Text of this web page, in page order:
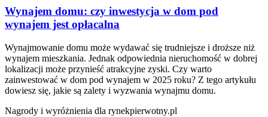
Wynajem domu: czy inwestycja w dom pod
wynajem jest opłacalna
Wynajmowanie domu może wydawać się trudniejsze i droższe niż
wynajem mieszkania. Jednak odpowiednia nieruchomość w dobrej
lokalizacji może przynieść atrakcyjne zyski. Czy warto
zainwestować w dom pod wynajem w 2025 roku? Z tego artykułu
dowiesz się, jakie są zalety i wyzwania wynajmu domu.
Nagrody i wyróżnienia dla rynekpierwotny.pl